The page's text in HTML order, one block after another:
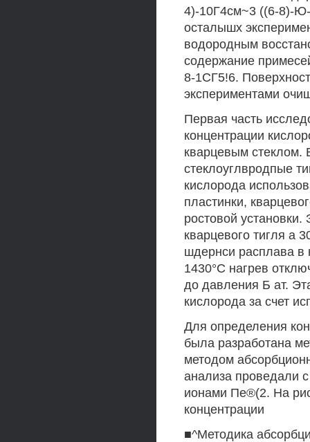
4)-10Г4см~3 ((6-8)-Ю-
осталышх
водородным
содержание
8-1СГ5!6.
экспериментами
Первая часть
концентрации
кварцевым стеклом.
стеклоуглвродпые
кислорода
пластинки,
ростовой установки.
кварцевого тигля а
шдернси расплава в
1430°С нагрев
до давления Б ат.
кислорода за счет
Для определения
была разработана
методом
анализа проведали
ионами Пе®(2. На
концентрации
■^Методика